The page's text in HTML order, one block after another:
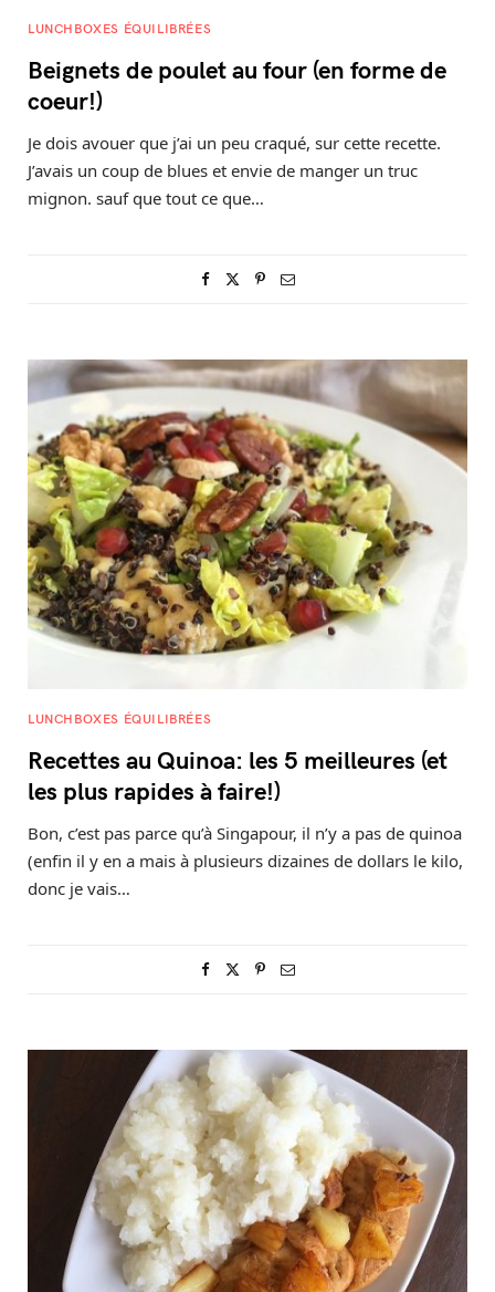
LUNCHBOXES ÉQUILIBRÉES
Beignets de poulet au four (en forme de
coeur!)
Je dois avouer que j’ai un peu craqué, sur cette recette.
J’avais un coup de blues et envie de manger un truc
mignon. sauf que tout ce que…
LUNCHBOXES ÉQUILIBRÉES
Recettes au Quinoa: les 5 meilleures (et
les plus rapides à faire!)
Bon, c’est pas parce qu’à Singapour, il n’y a pas de quinoa
(enfin il y en a mais à plusieurs dizaines de dollars le kilo,
donc je vais…